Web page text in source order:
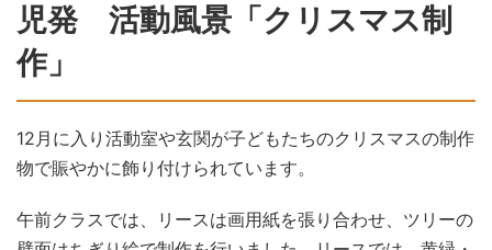
児発 活動風景「クリスマス制
作」
12月に入り活動室や玄関が子どもたちのクリスマスの制作
物で賑やかに飾り付けられています。
午前クラスでは、リースは画用紙を張り合わせ、ツリーの